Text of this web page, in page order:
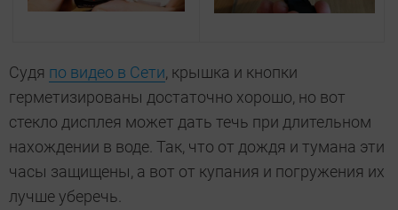
Судя по видео в Сети, крышка и кнопки
герметизированы достаточно хорошо, но вот
стекло дисплея может дать течь при длительном
нахождении в воде. Так, что от дождя и тумана эти
часы защищены, а вот от купания и погружения их
лучше уберечь.